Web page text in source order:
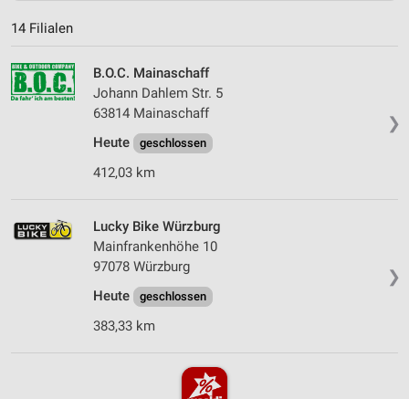
14 Filialen
❯
B.O.C. Mainaschaff
Johann Dahlem Str. 5
63814 Mainaschaff
Heute
geschlossen
412,03 km
❯
Lucky Bike Würzburg
Mainfrankenhöhe 10
97078 Würzburg
Heute
geschlossen
383,33 km